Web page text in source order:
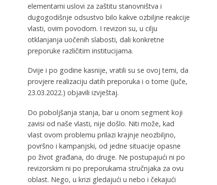
elementarni uslovi za zaštitu stanovništva i
dugogodišnje odsustvo bilo kakve ozbiljne reakcije
vlasti, ovim povodom. I revizori su, u cilju
otklanjanja uočenih slabosti, dali konkretne
preporuke različitim institucijama.
Dvije i po godine kasnije, vratili su se ovoj temi, da
provjere realizaciju datih preporuka i o tome (juče,
23.03.2022.) objavili izvještaj.
Do poboljšanja stanja, bar u onom segment koji
zavisi od naše vlasti, nije došlo. Niti može, kad
vlast ovom problemu prilazi krajnje neozbiljno,
površno i kampanjski, od jedne situacije opasne
po život građana, do druge. Ne postupajući ni po
revizorskim ni po preporukama stručnjaka za ovu
oblast. Nego, u krizi gledajući u nebo i čekajući